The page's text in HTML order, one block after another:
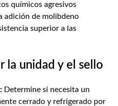
químicos agresivos
adición de molibdeno
superior a las
la unidad y el sello
Determine si necesita un
cerrado y refrigerado por